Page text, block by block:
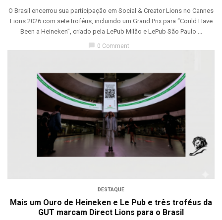
O Brasil encerrou sua participação em Social & Creator Lions no Cannes
Lions 2026 com sete troféus, incluindo um Grand Prix para “Could Have
Been a Heineken”, criado pela LePub Milão e LePub São Paulo ...
chat_bubble 0 Comment
DESTAQUE
Mais um Ouro de Heineken e Le Pub e três troféus da
GUT marcam Direct Lions para o Brasil